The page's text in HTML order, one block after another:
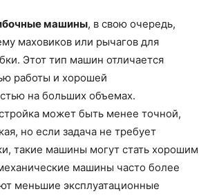
машины, в свою очередь,
маховиков или рычагов для
Этот тип машин отличается
работы и хорошей
на больших объемах.
может быть менее точной,
но если задача не требует
такие машины могут стать хорошим
машины часто более
меньшие эксплуатационные